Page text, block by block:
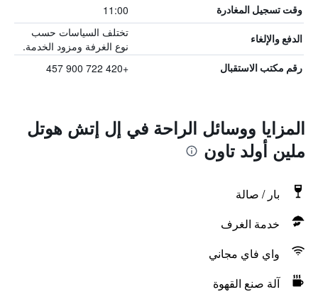
وقت تسجيل المغادرة 11:00
الدفع والإلغاء
تختلف السياسات حسب
نوع الغرفة ومزود الخدمة.
رقم مكتب الاستقبال +420 722 900 457
المزايا ووسائل الراحة في إل إتش هوتل
ملين أولد تاون
بار / صالة
خدمة الغرف
واي فاي مجاني
آلة صنع القهوة